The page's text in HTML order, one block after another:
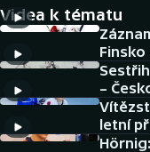
Cyklistika
DALŠÍ SPORTY
Americký fotbal
Baseball a softbal
NEPŘEHLÉDNĚTE
Soutěže
Videa k tématu
Finsko
–
letní